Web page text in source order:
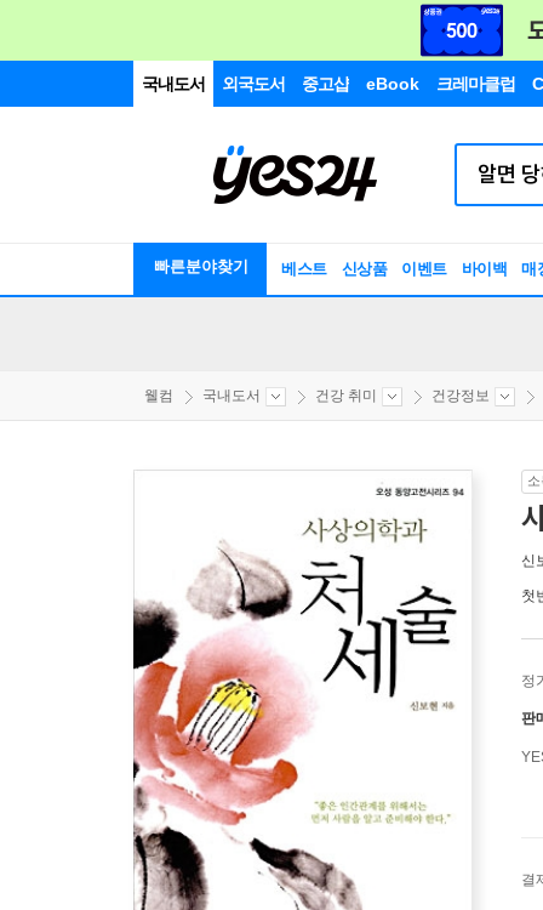
국내도서 외국도서 중고샵 eBook 크레마클럽
빠른분야찾기 베스트 신상품 이벤트 바이백 매
웰컴 국내도서 건강 취미 건강정보
신
첫
정
판
결